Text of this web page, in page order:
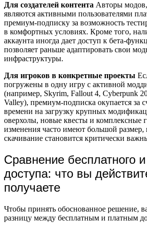
Для создателей контента Авторы
являются активными пользователями
премиум-подписку за возможность
в комфортных условиях. Кроме того,
аккаунта иногда дает доступ к бета-
позволяет раньше адаптировать свои
инфраструктуры.
Для игроков в конкретные проекты
погружены в одну игру с активной
(например, Skyrim, Fallout 4, Cyberpunk
Valley), премиум-подписка окупается за
времени на загрузку крупных
оверхолы, новые квесты и комплексные
изменения часто имеют большой размер,
скачивание становится критически
Сравнение бесплатного
доступа: что вы
получаете
Чтобы принять обоснованное решение,
разницу между бесплатным и платным